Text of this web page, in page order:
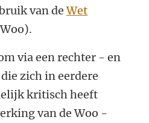
van deWet
via een rechter - en
zich in eerdere
kritisch heeft
van de Woo -